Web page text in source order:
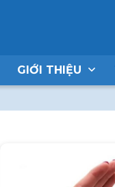
GIỚI THIỆU